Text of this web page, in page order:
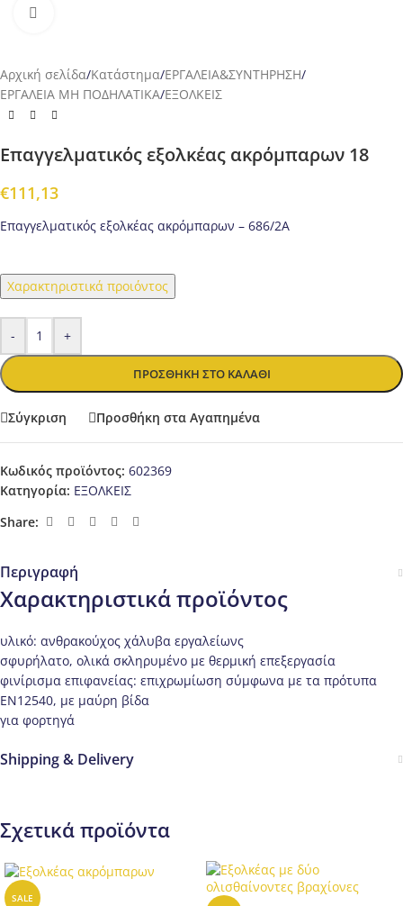
Αρχική σελίδα/Κατάστημα/ΕΡΓΑΛΕΙΑ&ΣΥΝΤΗΡΗΣΗ/
ΕΡΓΑΛΕΙΑ ΜΗ ΠΟΔΗΛΑΤΙΚΑ/ΕΞΟΛΚΕΙΣ
Επαγγελματικός εξολκέας ακρόμπαρων 18
€111,13
Επαγγελματικός εξολκέας ακρόμπαρων – 686/2A
Χαρακτηριστικά προιόντος
- +
ΠΡΟΣΘΉΚΗ ΣΤΟ ΚΑΛΆΘΙ
Σύγκριση Προσθήκη στα Αγαπημένα
Κωδικός προϊόντος: 602369
Κατηγορία: ΕΞΟΛΚΕΙΣ
Share:
Περιγραφή
Χαρακτηριστικά προϊόντος
υλικό: ανθρακούχος χάλυβα εργαλείωνς
σφυρήλατο, ολικά σκληρυμένο με θερμική επεξεργασία
φινίρισμα επιφανείας: επιχρωμίωση σύμφωνα με τα πρότυπα
ΕΝ12540, με μαύρη βίδα
για φορτηγά
Shipping & Delivery
Σχετικά προϊόντα
SALE